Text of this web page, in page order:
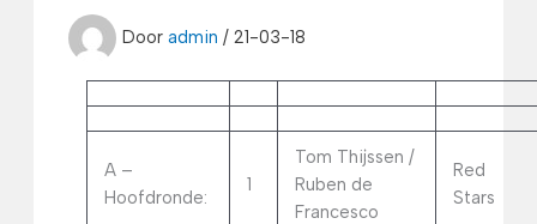
Door admin / 21-03-18
A –
Hoofdronde:
1
Tom Thijssen /
Ruben de
Francesco
Red
Stars